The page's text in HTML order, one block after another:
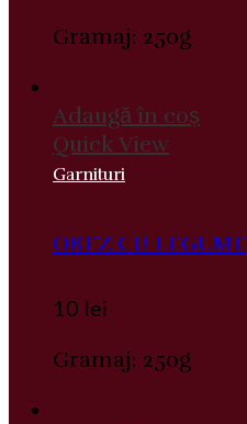
Gramaj: 250g
Adaugă în coș
Quick View
Garnituri
OREZ CU LEGUME
10 lei
Gramaj: 250g